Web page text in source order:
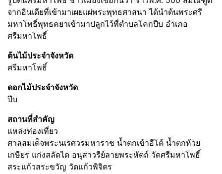
จากอินเดียที่เข้ามาเผยแผ่พระพุทธศาสนา ได้นำต้นพระศรี
มหาโพธิ์พุทธคยาเข้ามาปลูกไว้ที่ตำบลโคกปีบ อำเภอ
ศรีมหาโพธิ์
ต้นไม้ประจำจังหวัด
ศรีมหาโพธิ์
ดอกไม้ประจำจังหวัด
ปีบ
สถานที่สำคัญ
แหล่งท่องเที่ยว
ศาลสมเด็จพระนเรศวรมหาราช น้ำตกเข้าอีโต้ น้ำตกห้วย
เกษียร แก่งสลัดได อนุสาวรีย์ลายพระหัตถ์ วัดศรีมหาโพธิ์
สระแก้วสระขวัญ วัดแก้วพิจิตร